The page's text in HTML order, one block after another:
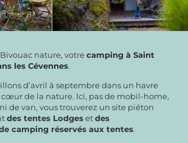
nature, votrecamping à Saint
les Cévennes.
d’avril à septembre dans un havre
de la nature. Ici, pas de mobil-home,
de van, vous trouverez un site piéton
des tentes Lodgesetdes
camping réservés aux tentes.